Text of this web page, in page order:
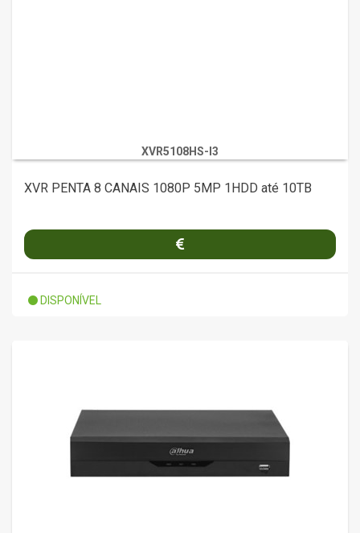
XVR5108HS-I3
XVR PENTA 8 CANAIS 1080P 5MP 1HDD até 10TB
DISPONÍVEL